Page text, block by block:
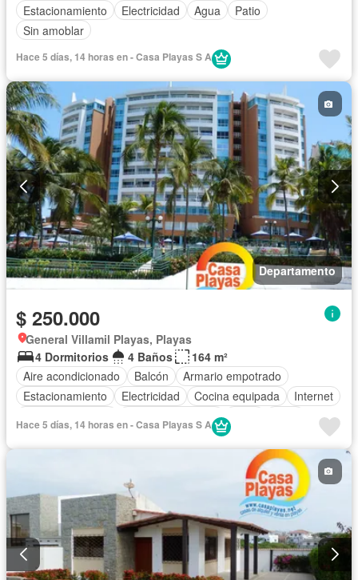
Estacionamiento
Electricidad Agua
Patio
Sin amoblar
Hace 5 días, 14 horas en - Casa Playas S A
Departamento
$ 250.000
General Villamil Playas, Playas
4 Dormitorios
4 Baños
164 m²
Aire acondicionado
Balcón
Armario empotrado
Estacionamiento
Electricidad Cocina equipada
Internet
Cuarto de servicio
Acceso para personas con discapacidad
Sauna
Completamente amoblado
Hace 5 días, 14 horas en - Casa Playas S A